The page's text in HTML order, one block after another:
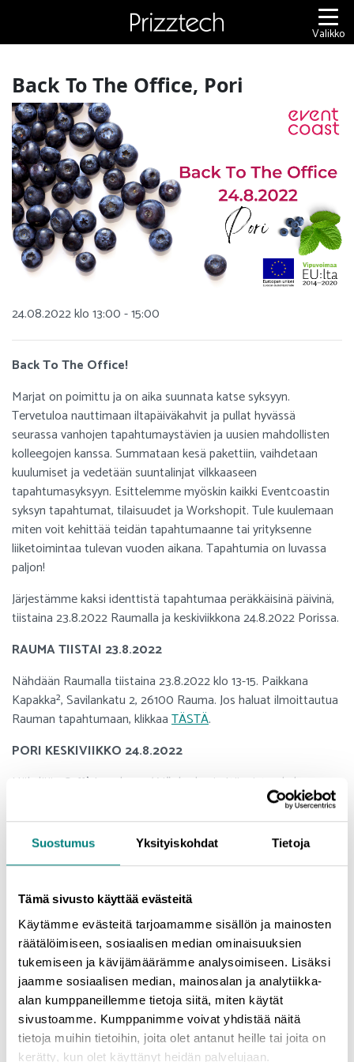
Suostumus Yksityiskohdat Tietoja
Tämä sivusto käyttää evästeitä
Käytämme evästeitä tarjoamamme sisällön ja mainosten
räätälöimiseen, sosiaalisen median ominaisuuksien
tukemiseen ja kävijämäärämme analysoimiseen. Lisäksi
jaamme sosiaalisen median, mainosalan ja analytiikka-
alan kumppaneillemme tietoja siitä, miten käytät
sivustoamme. Kumppanimme voivat yhdistää näitä
tietoja muihin tietoihin, joita olet antanut heille tai joita on
kerätty, kun olet käyttänyt heidän palvelujaan.
Valikko
Back To The Office, Pori
24.08.2022 klo 13:00 - 15:00
Back To The Office!
Marjat on poimittu ja on aika suunnata katse syksyyn.
Tervetuloa nauttimaan iltapäiväkahvit ja pullat hyvässä
seurassa vanhojen tapahtumaystävien ja uusien mahdollisten
kolleegojen kanssa. Summataan kesä pakettiin, vaihdetaan
kuulumiset ja vedetään suuntalinjat vilkkaaseen
tapahtumasyksyyn. Esittelemme myöskin kaikki Eventcoastin
syksyn tapahtumat, tilaisuudet ja Workshopit. Tule kuulemaan
miten voit kehittää teidän tapahtumaanne tai yrityksenne
liiketoimintaa tulevan vuoden aikana. Tapahtumia on luvassa
paljon!
Järjestämme kaksi identtistä tapahtumaa peräkkäisinä päivinä,
tiistaina 23.8.2022 Raumalla ja keskiviikkona 24.8.2022 Porissa.
RAUMA TIISTAI 23.8.2022
Nähdään Raumalla tiistaina 23.8.2022 klo 13-15. Paikkana
Kapakka², Savilankatu 2, 26100 Rauma. Jos haluat ilmoittautua
Rauman tapahtumaan, klikkaaTÄSTÄ.
PORI KESKIVIIKKO 24.8.2022
Nähdään Caffè Localessa, Yrjönkadun ja Itäpuiston kulmassa
keskiviikkona 24.8.2022 klo 13-15. Jos haluat ilmoittautua Porin
tapahtumaan, klikkaaTÄSTÄ.
Tapahtuman järjestää Satakunnan tapahtumateollisuusklusteri
eli Eventcoast. Eventcoast tarjoaa apua tapahtuma-alan
yrityksille oman liiketoiminnan kehittämiseen. Järjestämme
monipuolisesti tilaisuuksia, palveluita ja
verkostoitumistapahtumia satakuntalaisille tapahtuma-alan
yrityksille.
Hanketta koordinoi Prizztech Oy. Satakunnan
tapahtumateollisuusklusteri-hanke toteutetaan Satakuntaliiton
EAKR-REACT rahoituksella. Hanke rahoitetaan REACT-EU-
välineen määrärahoista osana Euroopan unionin COVID-19-
pandemian johdosta toteuttamia toimia.